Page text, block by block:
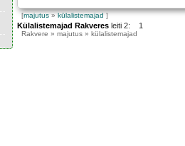
[majutus»külalistemajad]
Külalistemajad Rakveres leiti 2: 1
Rakvere » majutus » külalistemajad